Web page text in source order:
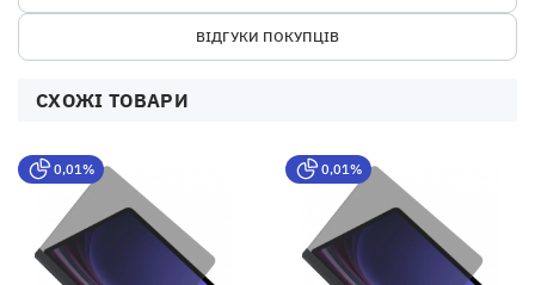
ВІДГУКИ ПОКУПЦІВ
СХОЖІ ТОВАРИ
0,01% 0,01%